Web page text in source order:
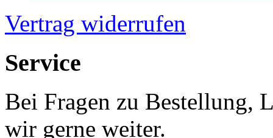
Vertrag widerrufen
Service
Bei Fragen zu Bestellung,
wir gerne weiter.